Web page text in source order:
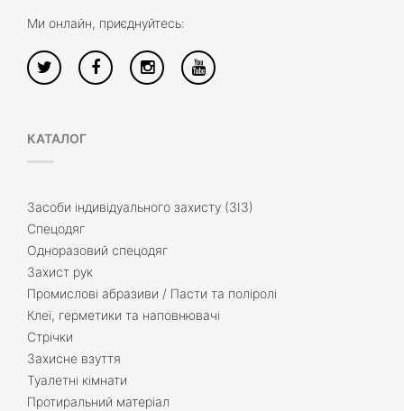
Ми онлайн, приєднуйтесь:
КАТАЛОГ
Засоби індивідуального захисту (ЗІЗ)
Спецодяг
Одноразовий спецодяг
Захист рук
Промислові абразиви / Пасти та поліролі
Клеї, герметики та наповнювачі
Стрічки
Захисне взуття
Туалетні кімнати
Протиральний матеріал